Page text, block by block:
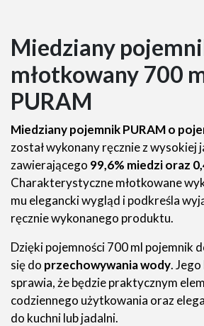
Miedziany
młotkowany 700
PURAM
Miedziany pojemnik PURAM o
został wykonany ręcznie z wysokiej
zawierającego 99,6% miedzi oraz
Charakterystyczne młotkowane
mu elegancki wygląd i podkreśla
ręcznie wykonanego produktu.
Dzięki pojemności 700 ml pojemnik
się do przechowywania wody.
sprawia, że będzie praktycznym
codziennego użytkowania oraz
do kuchni lub jadalni.